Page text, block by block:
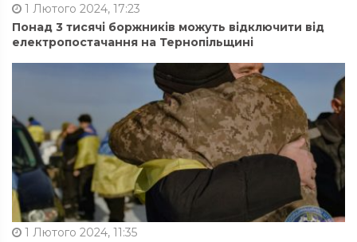
1 Лютого 2024, 17:23
Понад 3 тисячі боржників можуть відключити від
електропостачання на Тернопільщині
1 Лютого 2024, 11:35